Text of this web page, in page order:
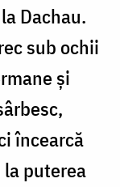
Dachau.
sub ochii
și
încearcă
puterea